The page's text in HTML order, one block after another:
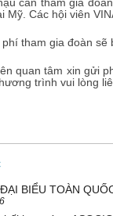
Mỹ. Các hội viên
tham gia đoàn sẽ
quan tâm xin gửi
trình vui lòng
BIỂU TOÀN